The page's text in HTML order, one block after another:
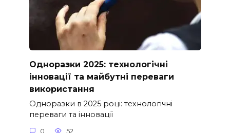
Одноразки 2025: технологічні
інновації та майбутні переваги
використання
Одноразки в 2025 році: технологічні
переваги та інновації
0 52